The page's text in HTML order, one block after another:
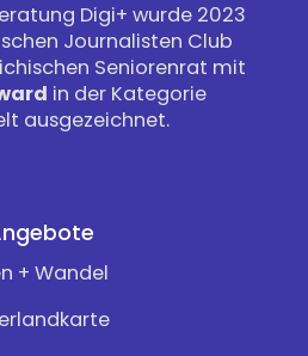
Digi+ wurde 2023
Journalisten Club
Seniorenrat mit
in der Kategorie
ausgezeichnet.
+ Wandel